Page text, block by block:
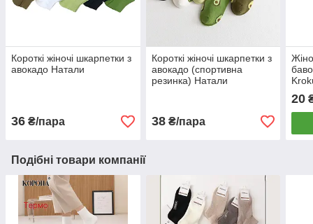
Короткі жіночі шкарпетки з
авокадо Натали
36 ₴/пара
Короткі жіночі шкарпетки з
авокадо (спортивна
резинка) Натали
38₴/пара
20
Подібні товари компанії